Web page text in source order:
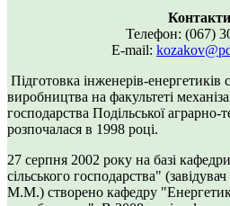
Телефон: (067)
Е-mail:
Підготовка інженерів-енергетиків
виробництва на факультеті
господарства Подільської аграрно-
розпочалася в 1998 році.
27 серпня 2002 року на базі
сільського господарства"
М.М.) створено кафедру